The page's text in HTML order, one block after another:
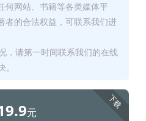
何网站、书籍等各类媒体平
者的合法权益，可联系我们进
，请第一时间联系我们的在线
下载
元